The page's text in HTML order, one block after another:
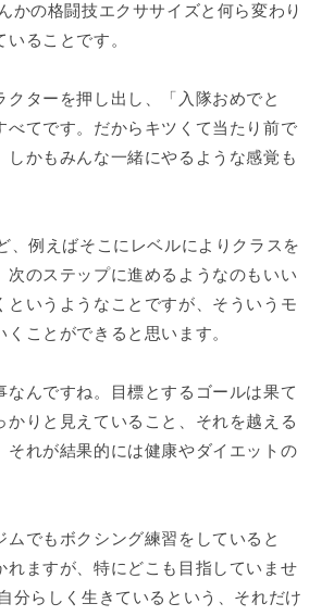
かの格闘技エクササイズと何ら変わり
ることです。
ターを押し出し、「入隊おめでと
てです。だからキツくて当たり前で
かもみんな一緒にやるような感覚も
、例えばそこにレベルによりクラスを
のステップに進めるようなのもいい
いうようなことですが、そういうモ
ことができると思います。
んですね。目標とするゴールは果て
りと見えていること、それを越える
れが結果的には健康やダイエットの
でもボクシング練習をしていると
れますが、特にどこも目指していませ
分らしく生きているという、それだけ